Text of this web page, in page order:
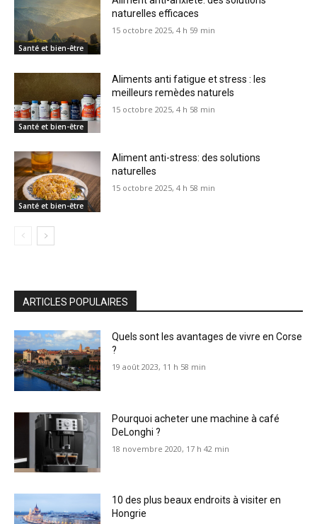
Santé et bien-être
naturelles efficaces
15 octobre 2025, 4 h 59 min
Santé et bien-être
Aliments anti fatigue et stress : les
meilleurs remèdes naturels
15 octobre 2025, 4 h 58 min
Santé et bien-être
Aliment anti-stress: des solutions
naturelles
15 octobre 2025, 4 h 58 min
ARTICLES POPULAIRES
Quels sont les avantages de vivre en Corse
?
19 août 2023, 11 h 58 min
Pourquoi acheter une machine à café
DeLonghi ?
18 novembre 2020, 17 h 42 min
10 des plus beaux endroits à visiter en
Hongrie